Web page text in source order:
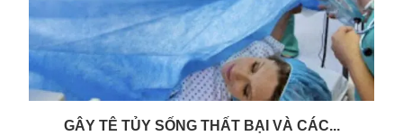
GÂY TÊ TỦY SỐNG THẤT BẠI VÀ CÁC...